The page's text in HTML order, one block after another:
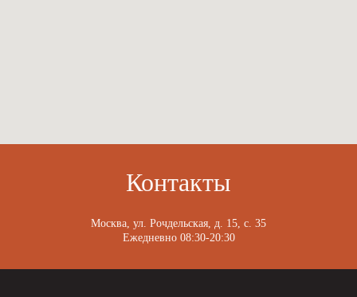
Контакты
Москва, ул. Рочдельская, д. 15, с. 35
Ежедневно 08:30-20:30